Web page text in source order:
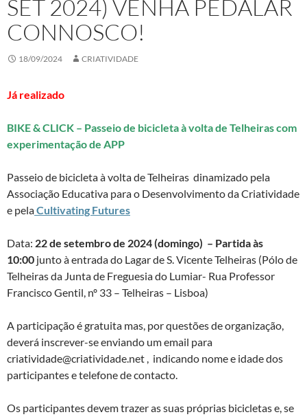
SET 2024) VENHA PEDALAR
CONNOSCO!
18/09/2024 CRIATIVIDADE
Já realizado
BIKE & CLICK – Passeio de bicicleta à volta de Telheiras com
experimentação de APP
Passeio de bicicleta à volta de Telheiras dinamizado pela
Associação Educativa para o Desenvolvimento da Criatividade
e pelaCultivating Futures
Data: 22 de setembro de 2024 (domingo) – Partida às
10:00 junto à entrada do Lagar de S. Vicente Telheiras (Pólo de
Telheiras da Junta de Freguesia do Lumiar- Rua Professor
Francisco Gentil, nº 33 – Telheiras – Lisboa)
A participação é gratuita mas, por questões de organização,
deverá inscrever-se enviando um email para
criatividade@criatividade.net , indicando nome e idade dos
participantes e telefone de contacto.
Os participantes devem trazer as suas próprias bicicletas e, se